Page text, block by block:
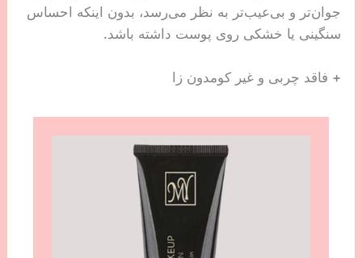
جوان‌تر و بی‌عیب‌تر به نظر می‌رسد، بدون اینکه احساس
سنگینی یا خشکی روی پوست داشته باشد.
+ فاقد چربی و غیر کومدون زا